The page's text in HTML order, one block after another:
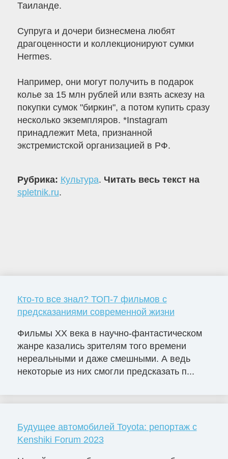
Таиланде.
Супруга и дочери бизнесмена любят
драгоценности и коллекционируют сумки
Hermes.
Например, они могут получить в подарок
колье за 15 млн рублей или взять аскезу на
покупки сумок "биркин", а потом купить сразу
несколько экземпляров. *Instagram
принадлежит Meta, признанной
экстремистской организацией в РФ.
Рубрика: Культура. Читать весь текст на
spletnik.ru.
Кто-то все знал? ТОП-7 фильмов с
предсказаниями современной жизни
Фильмы ХХ века в научно-фантастическом
жанре казались зрителям того времени
нереальными и даже смешными. А ведь
некоторые из них смогли предсказать п...
Будущее автомобилей Toyota: репортаж с
Kenshiki Forum 2023